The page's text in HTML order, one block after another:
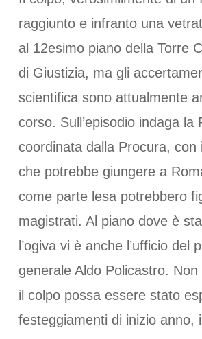
raggiunto e infranto una
al 12esimo piano della Torre
di Giustizia, ma gli
scientifica sono attualmente
corso. Sull’episodio indaga la
coordinata dalla Procura, con
che potrebbe giungere a
come parte lesa potrebbero
magistrati. Al piano dove è
l’ogiva vi è anche l’ufficio del
generale Aldo Policastro.
il colpo possa essere stato
festeggiamenti di inizio anno,